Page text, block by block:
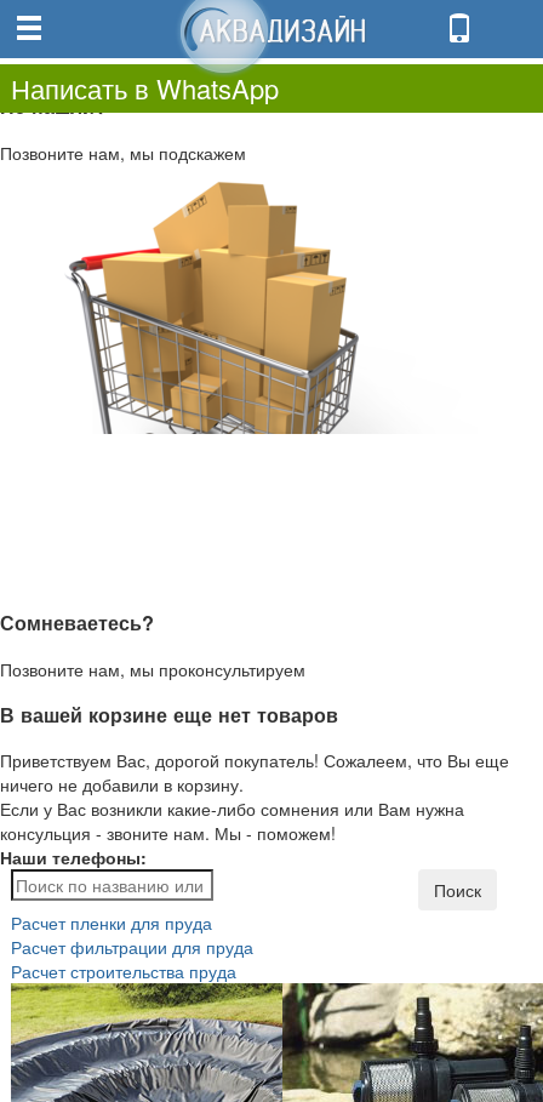
0.00
0
Не нашли?
Позвоните нам, мы подскажем
Сомневаетесь?
Позвоните нам, мы проконсультируем
В вашей корзине еще нет товаров
Приветствуем Вас, дорогой покупатель! Сожалеем, что Вы еще
ничего не добавили в корзину.
Если у Вас возникли какие-либо сомнения или Вам нужна
консульция - звоните нам. Мы - поможем!
Наши телефоны:
Написать в WhatsApp
Поиск
Расчет пленки для пруда
Расчет фильтрации для пруда
Расчет строительства пруда